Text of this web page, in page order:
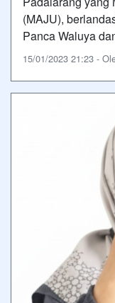
(MAJU),
Panca Waluya
15/01/2023 21:23 -